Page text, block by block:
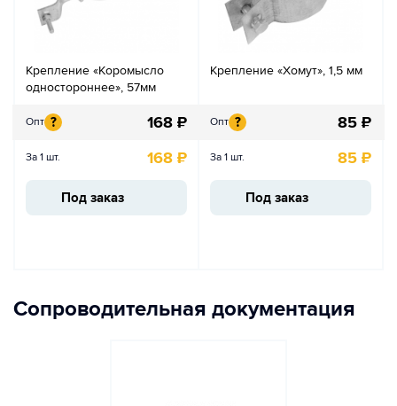
Крепление «Коромысло
одностороннее», 57мм
Опт ? 168 ₽
За 1 шт. 168 ₽
Под заказ
Крепление «Хомут», 1,5 мм
Опт ? 85 ₽
За 1 шт. 85 ₽
Под заказ
Сопроводительная документация